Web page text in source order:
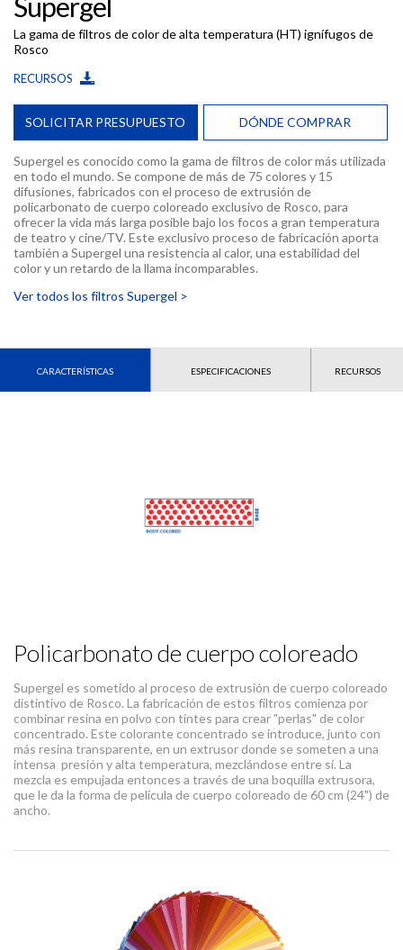
La gama de filtros de color de alta temperatura (HT) ignífugos de
Rosco
RECURSOS
SOLICITAR PRESUPUESTO DÓNDE COMPRAR
Supergel es conocido como la gama de filtros de color más utilizada
en todo el mundo. Se compone de más de 75 colores y 15
difusiones, fabricados con el proceso de extrusión de
policarbonato de cuerpo coloreado exclusivo de Rosco, para
ofrecer la vida más larga posible bajo los focos a gran temperatura
de teatro y cine/TV. Este exclusivo proceso de fabricación aporta
también a Supergel una resistencia al calor, una estabilidad del
color y un retardo de la llama incomparables.
Ver todos los filtros Supergel >
CARACTERÍSTICAS ESPECIFICACIONES RECURSOS
Policarbonato de cuerpo coloreado
Supergel es sometido al proceso de extrusión de cuerpo coloreado
distintivo de Rosco. La fabricación de estos filtros comienza por
combinar resina en polvo con tintes para crear "perlas" de color
concentrado. Este colorante concentrado se introduce, junto con
más resina transparente, en un extrusor donde se someten a una
intensa presión y alta temperatura, mezclándose entre sí. La
mezcla es empujada entonces a través de una boquilla extrusora,
que le da la forma de película de cuerpo coloreado de 60 cm (24") de
ancho.